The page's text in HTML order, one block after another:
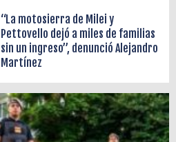
“La motosierra de Milei y
Pettovello dejó a miles de familias
sin un ingreso”, denunció Alejandro
Martínez